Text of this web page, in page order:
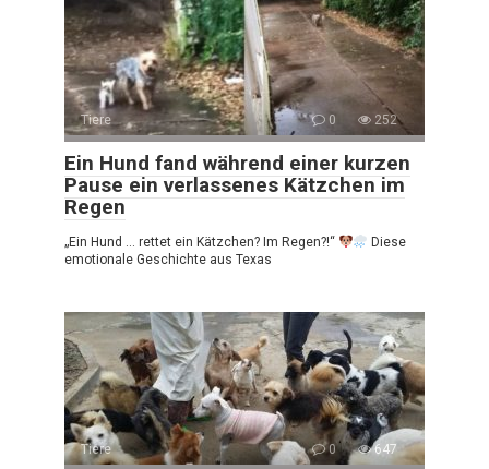
Tiere 0 252
Ein Hund fand während einer kurzen
Pause ein verlassenes Kätzchen im
Regen
„Ein Hund … rettet ein Kätzchen? Im Regen?!“
Diese
emotionale Geschichte aus Texas
Tiere 0 647